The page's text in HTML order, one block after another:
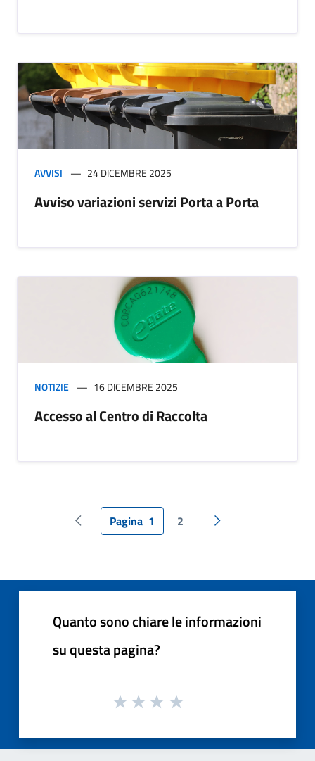
AVVISI 24 DICEMBRE 2025
Avviso variazioni servizi Porta a Porta
NOTIZIE 16 DICEMBRE 2025
Accesso al Centro di Raccolta
Pagina precedente
Pagina 1 2 Pagina successiva
Quanto sono chiare le informazioni
su questa pagina?